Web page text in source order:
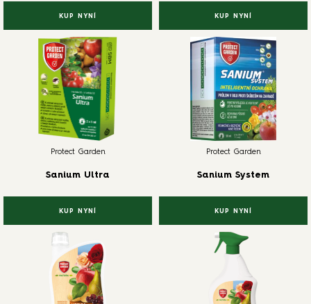
KUP NYNÍ KUP NYNÍ
Protect Garden
Sanium Ultra
KUP NYNÍ
Protect Garden
Sanium System
KUP NYNÍ